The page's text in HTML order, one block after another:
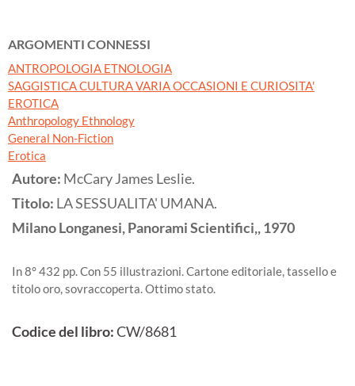
ARGOMENTI CONNESSI
ANTROPOLOGIA ETNOLOGIA
SAGGISTICA CULTURA VARIA OCCASIONI E CURIOSITA'
EROTICA
Anthropology Ethnology
General Non-Fiction
Erotica
Autore: McCary James Leslie.
Titolo: LA SESSUALITA' UMANA.
MilanoLonganesi, Panorami Scientifici,,1970
In 8° 432 pp. Con 55 illustrazioni. Cartone editoriale, tassello e
titolo oro, sovraccoperta. Ottimo stato.
Codice del libro:CW/8681